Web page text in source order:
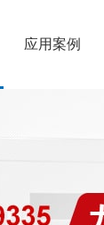
应用案例